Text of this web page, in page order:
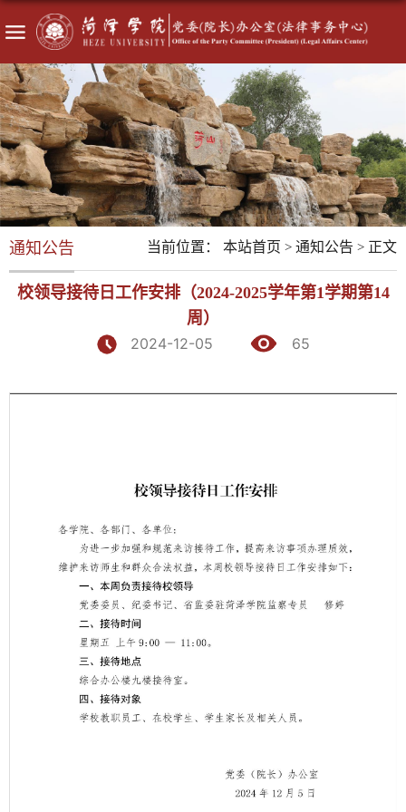
当前位置： 本站首页 > 通知公告 > 正文
通知公告
校领导接待日工作安排（2024-2025学年第1学期第14
周）
2024-12-05
65